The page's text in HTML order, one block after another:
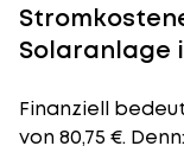
Solaranlage
Finanziell
von 80,75 €. Denn: